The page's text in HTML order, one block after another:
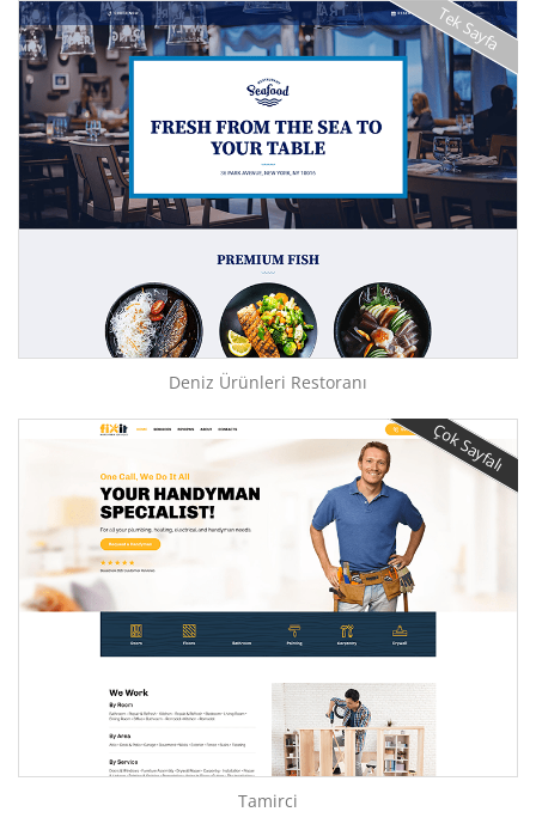
Tek Sayfa
Deniz Ürünleri Restoranı
Çok Sayfalı
Tamirci